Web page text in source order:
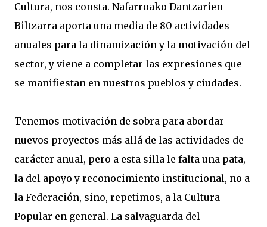
Cultura, nos consta. Nafarroako Dantzarien
Biltzarra aporta una media de 80 actividades
anuales para la dinamización y la motivación del
sector, y viene a completar las expresiones que
se manifiestan en nuestros pueblos y ciudades.
Tenemos motivación de sobra para abordar
nuevos proyectos más allá de las actividades de
carácter anual, pero a esta silla le falta una pata,
la del apoyo y reconocimiento institucional, no a
la Federación, sino, repetimos, a la Cultura
Popular en general. La salvaguarda del